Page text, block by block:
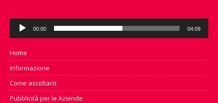
Audio
Player
00:00 04:09
Home
Informazione
Come ascoltarci
Pubblicità per le Aziende